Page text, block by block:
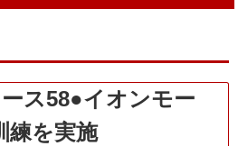
ス58●イオンモー
練を実施